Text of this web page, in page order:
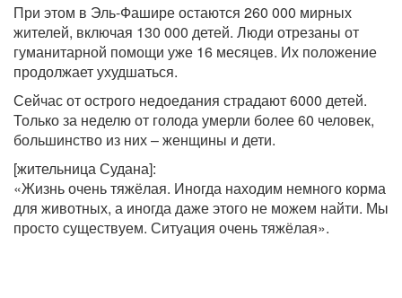
При этом в Эль-Фашире остаются 260 000 мирных
жителей, включая 130 000 детей. Люди отрезаны от
гуманитарной помощи уже 16 месяцев. Их положение
продолжает ухудшаться.
Сейчас от острого недоедания страдают 6000 детей.
Только за неделю от голода умерли более 60 человек,
большинство из них – женщины и дети.
[жительница Судана]:
«Жизнь очень тяжёлая. Иногда находим немного корма
для животных, а иногда даже этого не можем найти. Мы
просто существуем. Ситуация очень тяжёлая».